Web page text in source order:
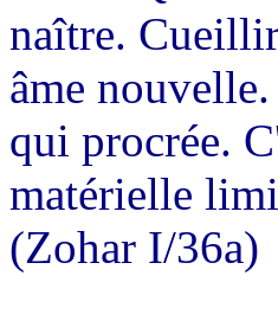
naître.
âme
qui procrée.
matérielle
(Zohar I/36a)